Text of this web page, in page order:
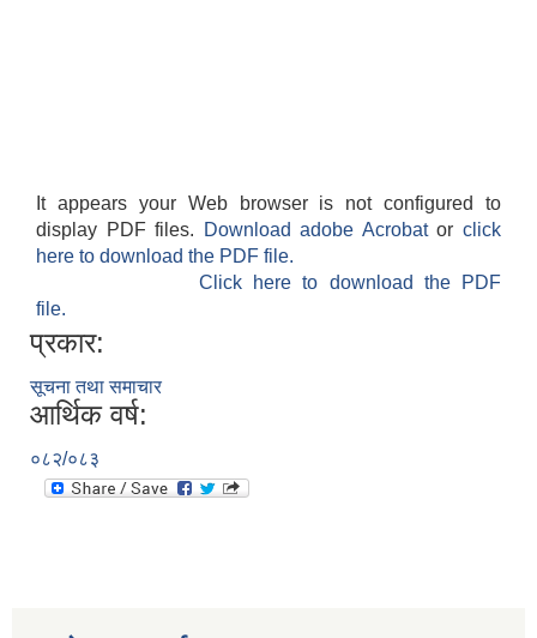
It appears your Web browser is not configured to
display PDF files.
Download adobe Acrobatorclick
here to download the PDF file.
Click here to download the PDF
file.
प्रकार:
सूचना तथा समाचार
आर्थिक वर्ष:
०८२/०८३